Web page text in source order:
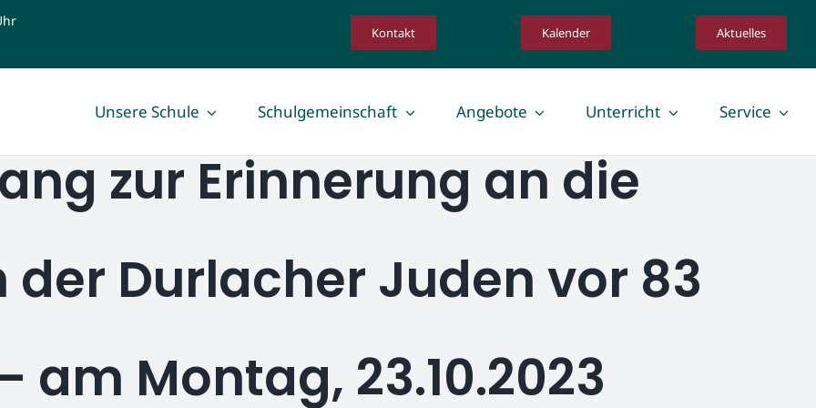
Kontakt Kalender Aktuelles
Unsere Schule Schulgemeinschaft
Schüler
SMV
Ehemalige
Eltern
Fördergemeinschaft
Lehrkräfte
Schulpraxissemester
Angebote Unterricht Service
zur Erinnerung an die
Durlacher Juden vor 83
am Montag, 23.10.2023